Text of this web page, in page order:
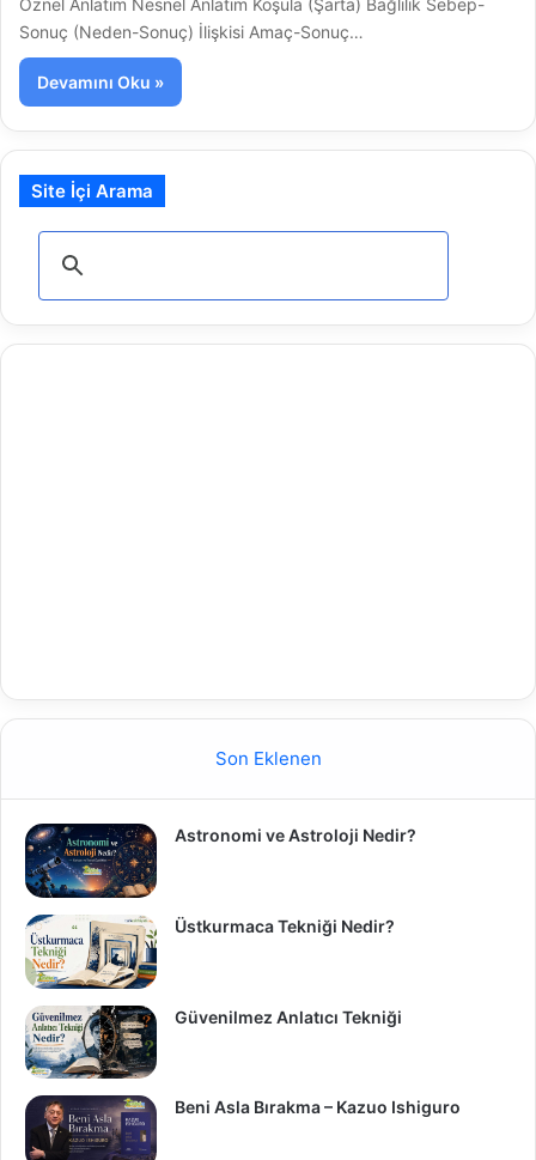
Sonuç (Neden-Sonuç) İlişkisi Amaç-Sonuç…
Devamını Oku »
Site İçi Arama
Son Eklenen
Astronomi ve Astroloji Nedir?
Üstkurmaca Tekniği Nedir?
Güvenilmez Anlatıcı Tekniği
Beni Asla Bırakma – Kazuo Ishiguro